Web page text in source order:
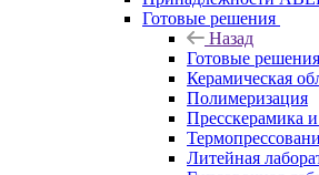
Готовые решения
Назад
Готовые решения
Керамическая
Полимеризация
Пресскерамика
Литейная